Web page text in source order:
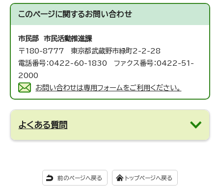
このページに関するお問い合わせ
市民部 市民活動推進課
〒180-8777 東京都武蔵野市緑町2-2-28
電話番号：0422-60-1830 ファクス番号：0422-51-
2000
お問い合わせは専用フォームをご利用ください。
よくある質問
前のページへ戻る トップページへ戻る